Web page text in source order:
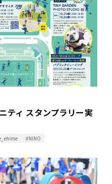
ティ スタンプラリー実
#NINO